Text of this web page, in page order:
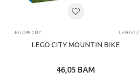
LEGO® CITY LE60512
LEGO CITY MOUNTIN BIKE
46,05 BAM